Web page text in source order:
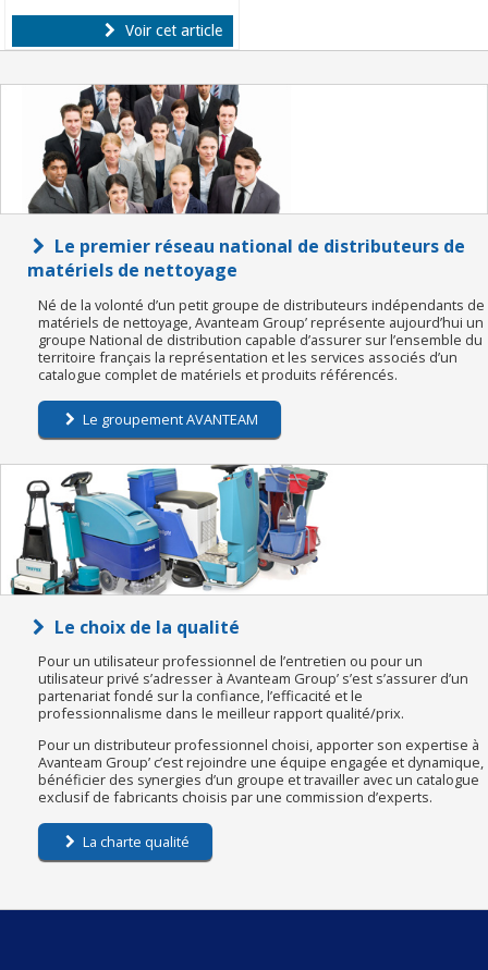
Voir cet article
Le premier réseau national de distributeurs de
matériels de nettoyage
Né de la volonté d’un petit groupe de distributeurs indépendants de
matériels de nettoyage, Avanteam Group’ représente aujourd’hui un
groupe National de distribution capable d’assurer sur l’ensemble du
territoire français la représentation et les services associés d’un
catalogue complet de matériels et produits référencés.
Le groupement AVANTEAM
Le choix de la qualité
Pour un utilisateur professionnel de l’entretien ou pour un
utilisateur privé s’adresser à Avanteam Group’ s’est s’assurer d’un
partenariat fondé sur la confiance, l’efficacité et le
professionnalisme dans le meilleur rapport qualité/prix.
Pour un distributeur professionnel choisi, apporter son expertise à
Avanteam Group’ c’est rejoindre une équipe engagée et dynamique,
bénéficier des synergies d’un groupe et travailler avec un catalogue
exclusif de fabricants choisis par une commission d’experts.
La charte qualité